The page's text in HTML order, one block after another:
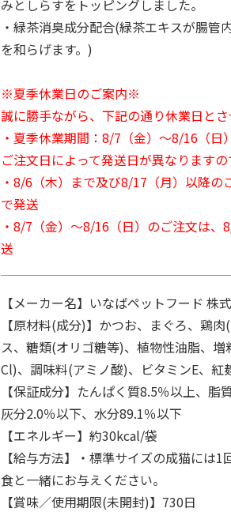
みとしらすをトッピングしました。
・緑茶消臭成分配合(緑茶エキスが腸管
を和らげます。)
※夏季休業日のご案内※
誠に勝手ながら、下記の通り休業日とさ
・夏季休業期間：8/7（金）～8/16（日）
ご注文日によって発送日が異なりますの
・8/6（木）まで及び8/17（月）以降
で発送
・8/7（金）～8/16（日）のご注文は
送
【メーカー名】いなばペットフード 株
【原材料(成分)】かつお、まぐろ、鶏
ス、糖類(オリゴ糖等)、植物性油脂、増
Cl)、調味料(アミノ酸)、ビタミンE、紅
【保証成分】たんぱく質8.5％以上、脂
灰分2.0％以下、水分89.1％以下
【エネルギー】約30kcal/袋
【給与方法】・標準サイズの成猫には
食と一緒にお与えください。
【賞味／使用期限(未開封)】730日